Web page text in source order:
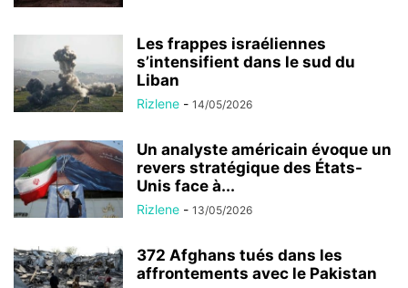
Les frappes israéliennes
s’intensifient dans le sud du
Liban
Rizlene - 14/05/2026
Un analyste américain évoque un
revers stratégique des États-
Unis face à...
Rizlene - 13/05/2026
372 Afghans tués dans les
affrontements avec le Pakistan